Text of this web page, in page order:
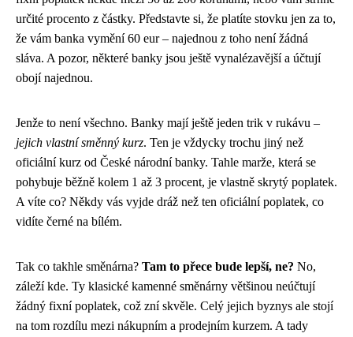
určité procento z částky. Představte si, že platíte stovku jen za to,
že vám banka vymění 60 eur – najednou z toho není žádná
sláva. A pozor, některé banky jsou ještě vynalézavější a účtují
obojí najednou.
Jenže to není všechno. Banky mají ještě jeden trik v rukávu –
jejich vlastní směnný kurz. Ten je vždycky trochu jiný než
oficiální kurz od České národní banky. Tahle marže, která se
pohybuje běžně kolem 1 až 3 procent, je vlastně skrytý poplatek.
A víte co? Někdy vás vyjde dráž než ten oficiální poplatek, co
vidíte černé na bílém.
Tak co takhle směnárna? Tam to přece bude lepší, ne? No,
záleží kde. Ty klasické kamenné směnárny většinou neúčtují
žádný fixní poplatek, což zní skvěle. Celý jejich byznys ale stojí
na tom rozdílu mezi nákupním a prodejním kurzem. A tady